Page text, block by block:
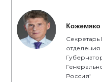
отделения
Россия"